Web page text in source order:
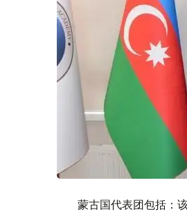
蒙古国代表团包括：